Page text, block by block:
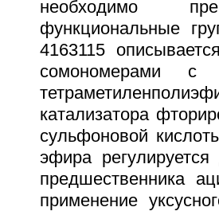
необходимо
функциональные
4163115
сомономерами с
катализатора
сульфоновой
эфира
предшественника
применение